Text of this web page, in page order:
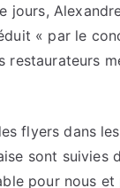
jours,
« par le
flyers dans
sont suivies
pour nous